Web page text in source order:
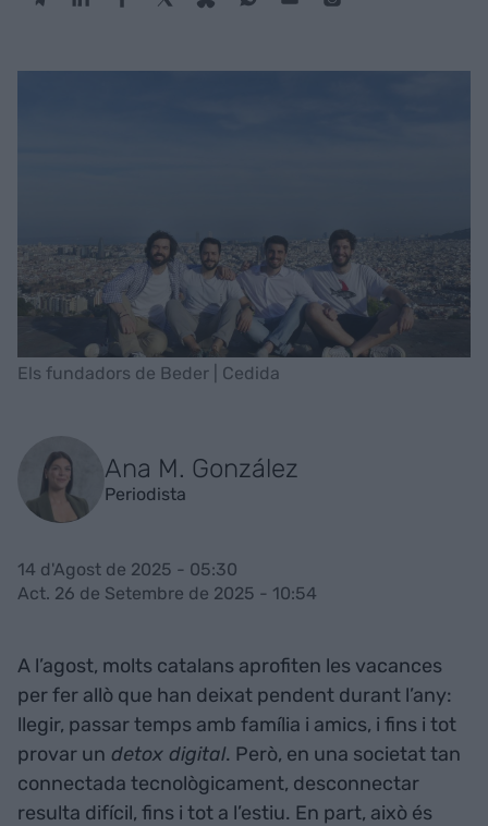
Els fundadors de Beder | Cedida
Ana M. González
Periodista
14 d'Agost de 2025 - 05:30
Act. 26 de Setembre de 2025 - 10:54
A l’agost, molts catalans aprofiten les vacances
per fer allò que han deixat pendent durant l’any:
llegir, passar temps amb família i amics, i fins i tot
provar un detox digital. Però, en una societat tan
connectada tecnològicament, desconnectar
resulta difícil, fins i tot a l’estiu. En part, això és